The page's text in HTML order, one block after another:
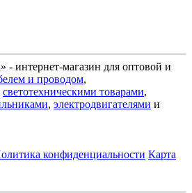
- интернет-магазин для оптовой и
и проводом,
светотехническими товарами,
, электродвигателями и
конфиденциальности Карта